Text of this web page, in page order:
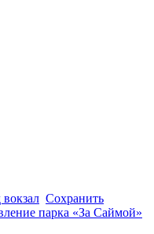
Сохранить
парка «За Саймой»